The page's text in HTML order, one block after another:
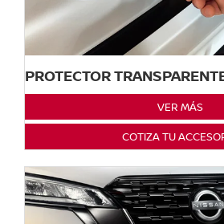
PROTECTOR
VER MÁS
COTIZA TU